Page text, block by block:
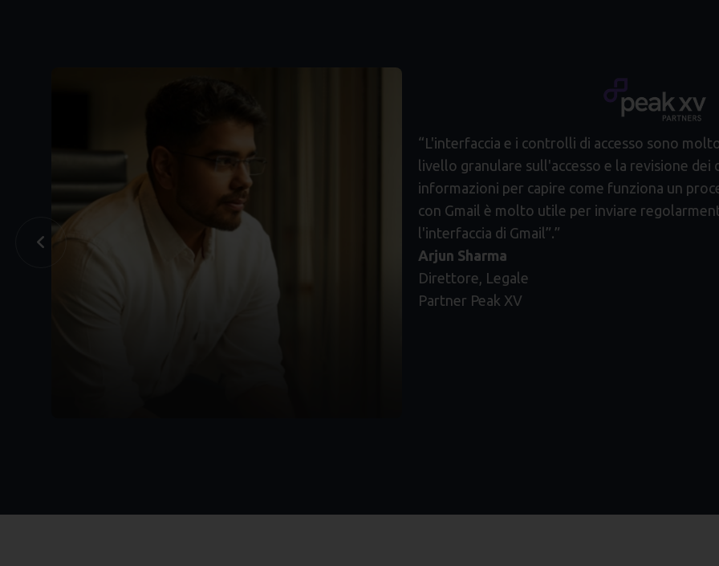
“L'interfaccia e i controlli di accesso sono
livello granulare sull'accesso e la revisione
informazioni per capire come funziona un
con Gmail è molto utile per inviare
l'interfaccia di Gmail”.”
Arjun Sharma
Direttore, Legale
Partner Peak XV